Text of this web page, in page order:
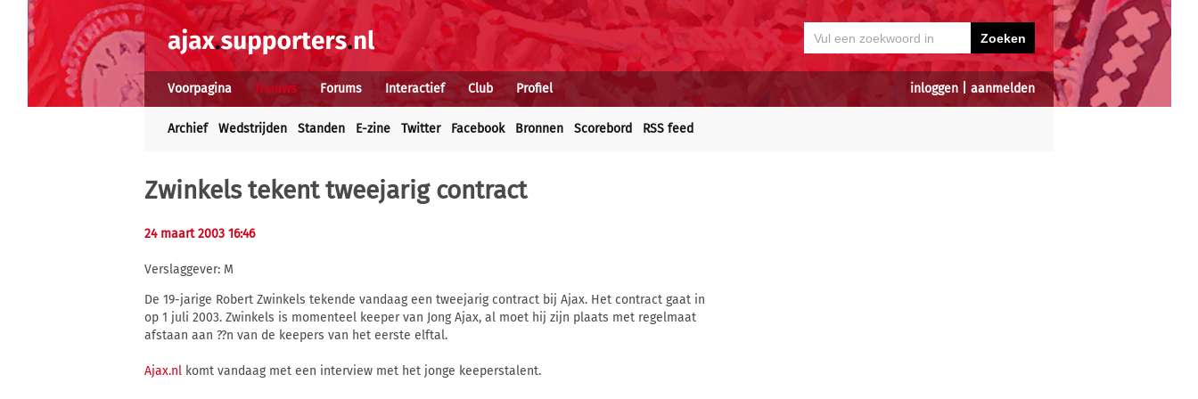
inloggen aanmelden
Voorpagina Nieuws Forums Interactief Club Profiel
Archief Wedstrijden Standen E-zine Twitter Facebook Bronnen Scorebord RSS feed
Zwinkels tekent tweejarig contract
24 maart 2003 16:46
Verslaggever: M
De 19-jarige Robert Zwinkels tekende vandaag een tweejarig contract bij Ajax. Het contract gaat in
op 1 juli 2003. Zwinkels is momenteel keeper van Jong Ajax, al moet hij zijn plaats met regelmaat
afstaan aan ??n van de keepers van het eerste elftal.
Ajax.nl komt vandaag met een interview met het jonge keeperstalent.